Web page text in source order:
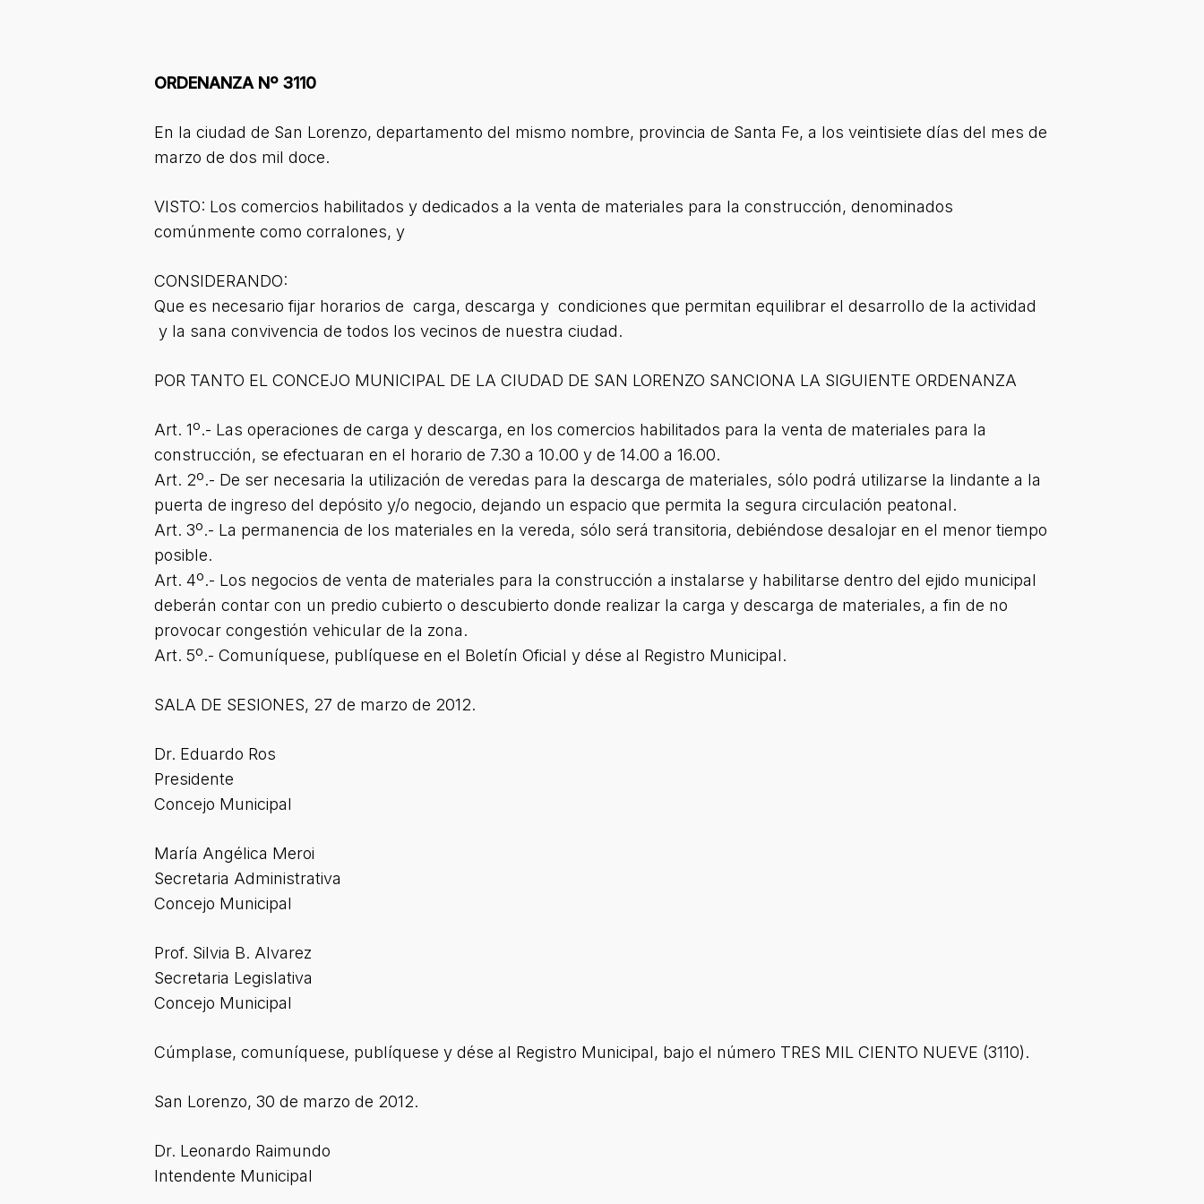
ORDENANZA Nº 3110
En la ciudad de San Lorenzo, departamento del mismo nombre, provincia de Santa Fe, a los veintisiete días del mes de
marzo de dos mil doce.
VISTO: Los comercios habilitados y dedicados a la venta de materiales para la construcción, denominados
comúnmente como corralones, y
CONSIDERANDO:
Que es necesario fijar horarios de carga, descarga y condiciones que permitan equilibrar el desarrollo de la actividad
y la sana convivencia de todos los vecinos de nuestra ciudad.
POR TANTO EL CONCEJO MUNICIPAL DE LA CIUDAD DE SAN LORENZO SANCIONA LA SIGUIENTE ORDENANZA
Art. 1º.- Las operaciones de carga y descarga, en los comercios habilitados para la venta de materiales para la
construcción, se efectuaran en el horario de 7.30 a 10.00 y de 14.00 a 16.00.
Art. 2º.- De ser necesaria la utilización de veredas para la descarga de materiales, sólo podrá utilizarse la lindante a la
puerta de ingreso del depósito y/o negocio, dejando un espacio que permita la segura circulación peatonal.
Art. 3º.- La permanencia de los materiales en la vereda, sólo será transitoria, debiéndose desalojar en el menor tiempo
posible.
Art. 4º.- Los negocios de venta de materiales para la construcción a instalarse y habilitarse dentro del ejido municipal
deberán contar con un predio cubierto o descubierto donde realizar la carga y descarga de materiales, a fin de no
provocar congestión vehicular de la zona.
Art. 5º.- Comuníquese, publíquese en el Boletín Oficial y dése al Registro Municipal.
SALA DE SESIONES, 27 de marzo de 2012.
Dr. Eduardo Ros
Presidente
Concejo Municipal
María Angélica Meroi
Secretaria Administrativa
Concejo Municipal
Prof. Silvia B. Alvarez
Secretaria Legislativa
Concejo Municipal
Cúmplase, comuníquese, publíquese y dése al Registro Municipal, bajo el número TRES MIL CIENTO NUEVE (3110).
San Lorenzo, 30 de marzo de 2012.
Dr. Leonardo Raimundo
Intendente Municipal